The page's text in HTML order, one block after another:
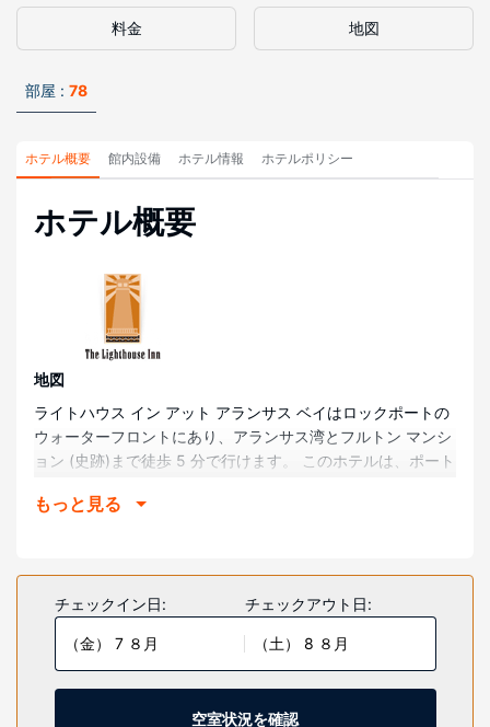
料金 地図
部屋 : 78
ホテル概要 館内設備 ホテル情報 ホテルポリシー
ホテル概要
地図
ライトハウス イン アット アランサス ベイはロックポートの
ウォーターフロントにあり、アランサス湾とフルトン マンシ
ョン (史跡)まで徒歩 5 分で行けます。 このホテルは、ポート
ビーチまで 37.7 km の場所にあります。
全部で 78 ある冷房完備の客室には冷蔵庫、電子レンジなど
が備わっており、ゆっくりおくつろぎいただけます。各客室
には、専用のバルコニーがあります。ケーブルの番組をご覧
いただけるほか、有線インターネット アクセス / WiFi をご利
用いただけます (有料)。専用バスルームには、バスアメニテ
ィ (無料)、ヘアドライヤーが付いています。
もっと見る
チェックイン日:
（金） 7 ８月
チェックアウト日:
（土） 8 ８月
空室状況を確認